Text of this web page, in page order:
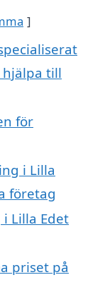
hjälpa till
för
i Lilla
företag
Lilla Edet
priset på